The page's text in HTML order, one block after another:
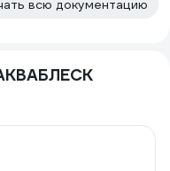
всю документацию